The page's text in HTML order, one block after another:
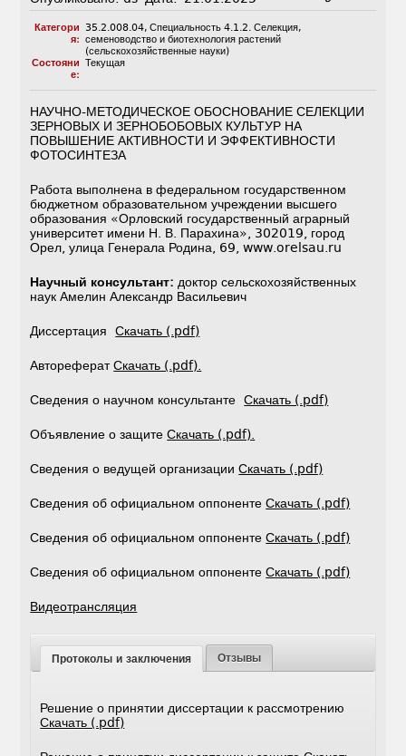
Категори
я:
35.2.008.04, Специальность 4.1.2. Селекция,
семеноводство и биотехнология растений
(сельскохозяйственные науки)
Состояни
е:
Текущая
НАУЧНО-МЕТОДИЧЕСКОЕ ОБОСНОВАНИЕ СЕЛЕКЦИИ
ЗЕРНОВЫХ И ЗЕРНОБОБОВЫХ КУЛЬТУР НА
ПОВЫШЕНИЕ АКТИВНОСТИ И ЭФФЕКТИВНОСТИ
ФОТОСИНТЕЗА
Работа выполнена в федеральном государственном
бюджетном образовательном учреждении высшего
образования «Орловский государственный аграрный
университет имени Н. В. Парахина», 302019, город
Орел, улица Генерала Родина, 69, www.orelsau.ru
Научный консультант: доктор сельскохозяйственных
наук Амелин Александр Васильевич
ДиссертацияСкачать (.pdf)
АвторефератСкачать (.pdf).
Сведения о научном консультантеСкачать (.pdf)
Объявление о защитеСкачать (.pdf).
Сведения о ведущей организацииСкачать (.pdf)
Сведения об официальном оппонентеСкачать (.pdf)
Сведения об официальном оппонентеСкачать (.pdf)
Сведения об официальном оппонентеСкачать (.pdf)
Видеотрансляция
Протоколы и заключения Отзывы
Решение о принятии диссертации к рассмотрению
Скачать (.pdf)